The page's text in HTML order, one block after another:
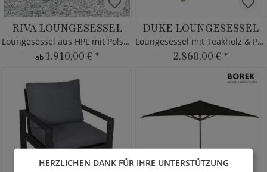
RIVA LOUNGESESSEL
Loungesessel aus HPL mit Polster
ab 1.910,00 € *
DUKE LOUNGESESSEL
Loungesessel mit Teakholz & Polster
2.860,00 € *
HERZLICHEN DANK FÜR IHRE UNTERSTÜTZUNG